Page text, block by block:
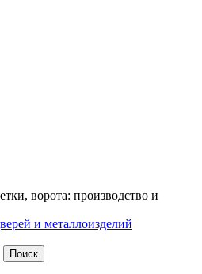
ворота: производство и
Поиск